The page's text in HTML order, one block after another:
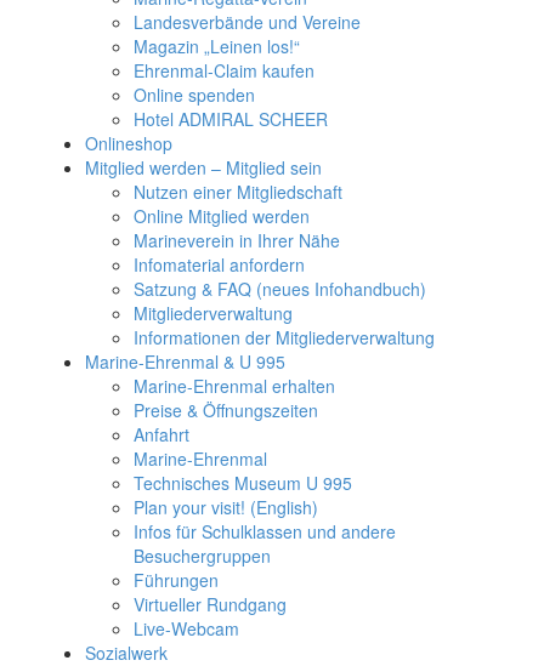
Landesverbände und Vereine
Magazin „Leinen los!“
Ehrenmal-Claim kaufen
Online spenden
Hotel ADMIRAL SCHEER
Onlineshop
Mitglied werden – Mitglied sein
Nutzen einer Mitgliedschaft
Online Mitglied werden
Marineverein in Ihrer Nähe
Infomaterial anfordern
Satzung & FAQ (neues Infohandbuch)
Mitgliederverwaltung
Informationen der Mitgliederverwaltung
Marine-Ehrenmal & U 995
Marine-Ehrenmal erhalten
Preise & Öffnungszeiten
Anfahrt
Marine-Ehrenmal
Technisches Museum U 995
Plan your visit! (English)
Infos für Schulklassen und andere
Besuchergruppen
Führungen
Virtueller Rundgang
Live-Webcam
Sozialwerk